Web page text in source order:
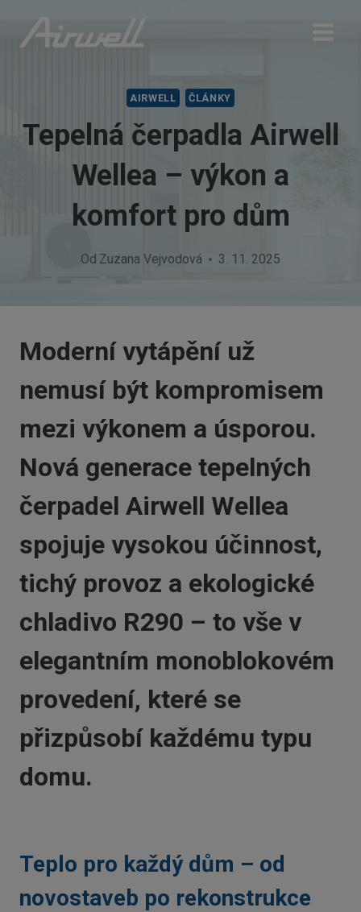
AIRWELL ČLÁNKY
Tepelná čerpadla Airwell
Wellea – výkon a
komfort pro dům
Od Zuzana Vejvodová 3. 11. 2025
Moderní vytápění už
nemusí být kompromisem
mezi výkonem a úsporou.
Nová generace tepelných
čerpadel Airwell Wellea
spojuje vysokou účinnost,
tichý provoz a ekologické
chladivo R290 – to vše v
elegantním monoblokovém
provedení, které se
přizpůsobí každému typu
domu.
Teplo pro každý dům – od
novostaveb po rekonstrukce